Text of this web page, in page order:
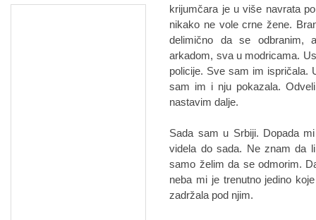
krijumčara je u više navrata
nikako ne vole crne žene.
delimično da se odbranim,
arkadom, sva u modricama.
policije. Sve sam im ispričala.
sam im i nju pokazala.
nastavim dalje.
Sada sam u Srbiji. Dopada
videla do sada. Ne znam da
samo želim da se odmorim.
neba mi je trenutno jedino
zadržala pod njim.